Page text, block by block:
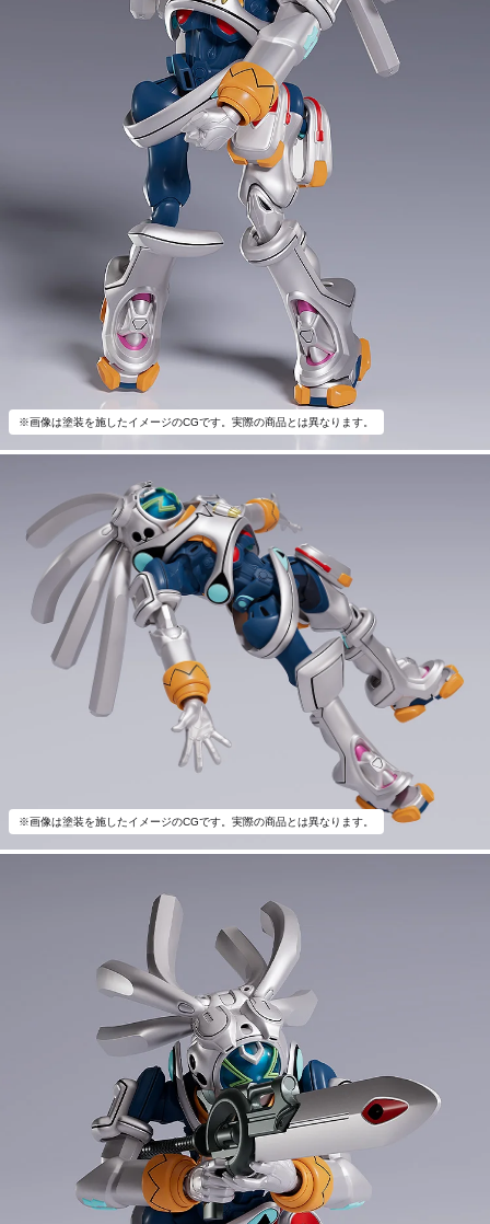
※画像は塗装を施したイメージのCGです。実際の商品とは異なります。
※画像は塗装を施したイメージのCGです。実際の商品とは異なります。